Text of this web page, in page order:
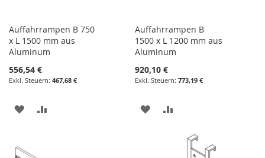
Auffahrrampen B 750
x L 1500 mm aus
Aluminum
556,54 €
467,68 €
ZUR
HINZUFÜGEN
Auffahrrampen B
1500 x L 1200 mm aus
Aluminum
920,10 €
773,19 €
ZUR
HINZUFÜGEN
HINZUFÜGEN